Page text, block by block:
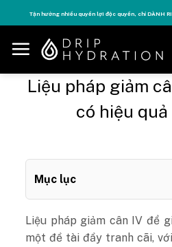
to
content
Tận hưởng nhiều quyền lợi độc quyền, chỉ DÀNH
Liệu pháp giảm
có hiệu
Mục lục
Liệu pháp giảm cân IV để
một đề tài đầy tranh cãi,